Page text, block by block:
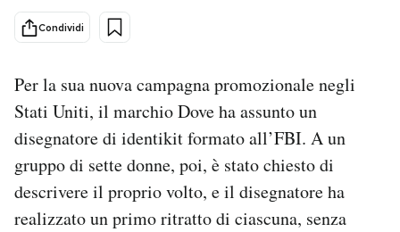
PODCAST
NEWSLETTER
I MIEI PREFERITI
SHOP
Condividi
Per la sua nuova campagna promozionale negli
Stati Uniti, il marchio Dove ha assunto un
disegnatore di identikit formato all’FBI. A un
gruppo di sette donne, poi, è stato chiesto di
descrivere il proprio volto, e il disegnatore ha
realizzato un primo ritratto di ciascuna, senza